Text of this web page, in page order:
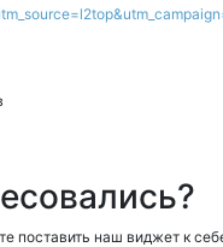
поставить наш виджет к